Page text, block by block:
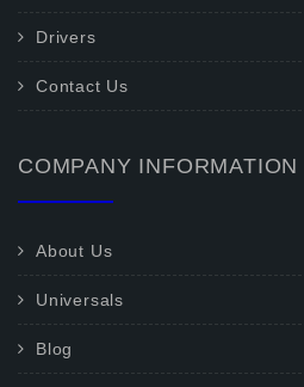
Drivers
Contact Us
COMPANY INFORMATION
About Us
Universals
Blog